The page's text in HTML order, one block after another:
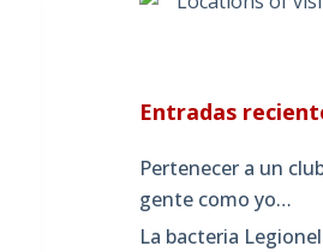
Entradas
Pertenecer a un
gente como yo…
La bacteria